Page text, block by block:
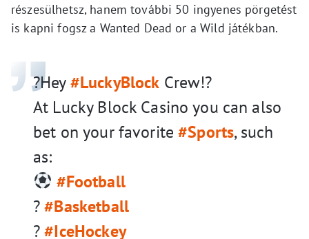
részesülhetsz, hanem további 50 ingyenes pörgetést
is kapni fogsz a Wanted Dead or a Wild játékban.
?Hey#LuckyBlock Crew!?
At Lucky Block Casino you can also
bet on your favorite#Sports, such
as:
#Football
?#Basketball
?#IceHockey